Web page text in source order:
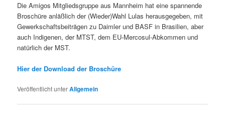
Die Amigos Mitgliedsgruppe aus Mannheim hat eine spannende
Broschüre anläßlich der (Wieder)Wahl Lulas herausgegeben, mit
Gewerkschaftsbeiträgen zu Daimler und BASF in Brasilien, aber
auch Indigenen, der MTST, dem EU-Mercosul-Abkommen und
natürlich der MST.
Hier der Download der Broschüre
Veröffentlicht unterAllgemein